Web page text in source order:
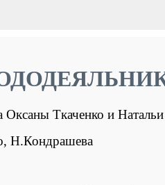
Оксаны Ткаченко и